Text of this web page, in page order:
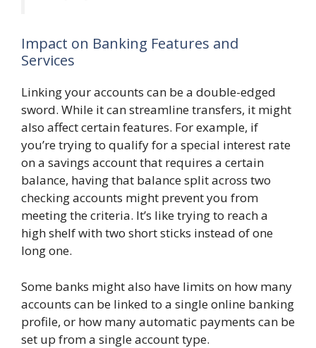
Impact on Banking Features and
Services
Linking your accounts can be a double-edged
sword. While it can streamline transfers, it might
also affect certain features. For example, if
you’re trying to qualify for a special interest rate
on a savings account that requires a certain
balance, having that balance split across two
checking accounts might prevent you from
meeting the criteria. It’s like trying to reach a
high shelf with two short sticks instead of one
long one.
Some banks might also have limits on how many
accounts can be linked to a single online banking
profile, or how many automatic payments can be
set up from a single account type.